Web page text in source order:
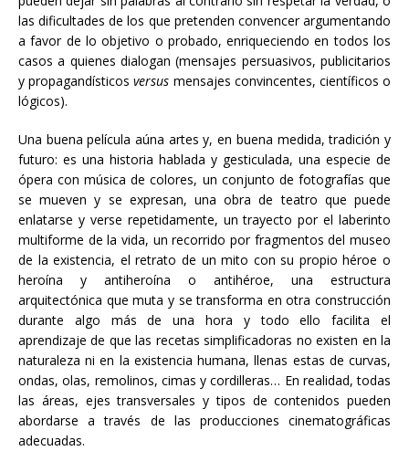
las dificultades de los que pretenden convencer argumentando
a favor de lo objetivo o probado, enriqueciendo en todos los
casos a quienes dialogan (mensajes persuasivos, publicitarios
y propagandísticosversus mensajes convincentes, científicos o
lógicos).
Una buena película aúna artes y, en buena medida, tradición y
futuro: es una historia hablada y gesticulada, una especie de
ópera con música de colores, un conjunto de fotografías que
se mueven y se expresan, una obra de teatro que puede
enlatarse y verse repetidamente, un trayecto por el laberinto
multiforme de la vida, un recorrido por fragmentos del museo
de la existencia, el retrato de un mito con su propio héroe o
heroína y antiheroína o antihéroe, una estructura
arquitectónica que muta y se transforma en otra construcción
durante algo más de una hora y todo ello facilita el
aprendizaje de que las recetas simplificadoras no existen en la
naturaleza ni en la existencia humana, llenas estas de curvas,
ondas, olas, remolinos, cimas y cordilleras… En realidad, todas
las áreas, ejes transversales y tipos de contenidos pueden
abordarse a través de las producciones cinematográficas
adecuadas.